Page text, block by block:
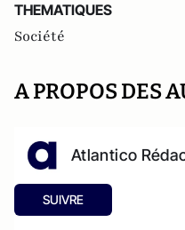
THEMATIQUES
Société
A PROPOS DES
Atlantico
SUIVRE